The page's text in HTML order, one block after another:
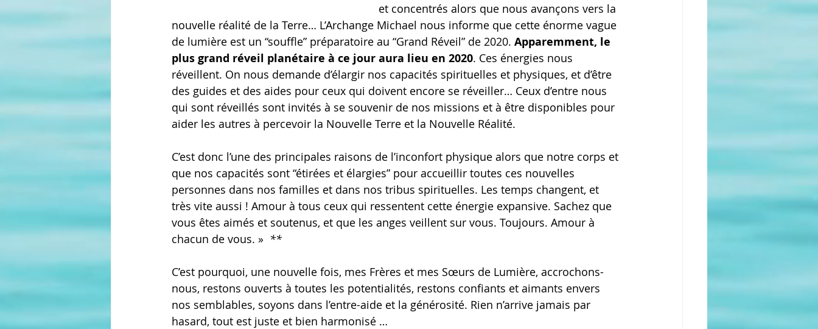
et concentrés alors que nous avançons vers la
nouvelle réalité de la Terre… L’Archange Michael nous informe que cette énorme vague
de lumière est un “souffle” préparatoire au “Grand Réveil” de 2020. Apparemment, le
plus grand réveil planétaire à ce jour aura lieu en 2020. Ces énergies nous
réveillent. On nous demande d’élargir nos capacités spirituelles et physiques, et d’être
des guides et des aides pour ceux qui doivent encore se réveiller… Ceux d’entre nous
qui sont réveillés sont invités à se souvenir de nos missions et à être disponibles pour
aider les autres à percevoir la Nouvelle Terre et la Nouvelle Réalité.
C’est donc l’une des principales raisons de l’inconfort physique alors que notre corps et
que nos capacités sont “étirées et élargies” pour accueillir toutes ces nouvelles
personnes dans nos familles et dans nos tribus spirituelles. Les temps changent, et
très vite aussi ! Amour à tous ceux qui ressentent cette énergie expansive. Sachez que
vous êtes aimés et soutenus, et que les anges veillent sur vous. Toujours. Amour à
chacun de vous. »
  **
C’est pourquoi, une nouvelle fois, mes Frères et mes Sœurs de Lumière, accrochons-
nous, restons ouverts à toutes les potentialités, restons confiants et aimants envers
nos semblables, soyons dans l’entre-aide et la générosité. Rien n’arrive jamais par
hasard, tout est juste et bien harmonisé …